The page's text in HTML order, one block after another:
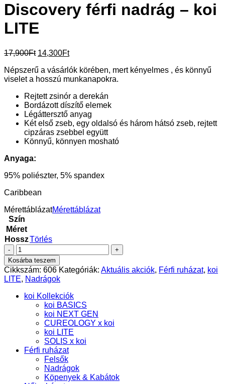
Discovery férfi nadrág – koi
LITE
17,900Ft Original
was:
17,900Ft.
14,300FtCurrent
is:
14,300Ft.
Népszerű a vásárlók körében, mert kényelmes , és könnyű
viselet a hosszú munkanapokra.
Rejtett zsinór a derekán
Bordázott díszítő elemek
Légáttersztő anyag
Két első zseb, egy oldalsó és három hátsó zseb, rejtett
cipzáras zsebbel együtt
Könnyű, könnyen mosható
Anyaga:
95% poliészter, 5% spandex
Caribbean
MérettáblázatMérettáblázat
Szín
Méret
HosszTörlés
Discovery
férfi
nadrág
-
koi
LITE
mennyiség
Kosárba teszem
Cikkszám: 606 Kategóriák: Aktuális akciók, Férfi ruházat, koi
LITE, Nadrágok
koi Kollekciók
koi BASICS
koi NEXT GEN
CUREOLOGY x koi
koi LITE
SOLIS x koi
Férfi ruházat
Felsők
Nadrágok
Köpenyek & Kabátok